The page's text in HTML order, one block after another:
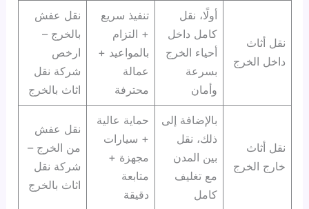
نقل أثاث
داخل الخرج
أولًا، نقل
كامل داخل
أحياء الخرج
بسرعة
وأمان
تنفيذ سريع
+ التزام
بالمواعيد +
عمالة
محترفة
نقل عفش
بالخرج –
ارخص
شركة نقل
اثاث بالخرج
نقل أثاث
خارج الخرج
بالإضافة إلى
ذلك، نقل
بين المدن
مع تغليف
كامل
حماية عالية
+ سيارات
مجهزة +
متابعة
دقيقة
نقل عفش
من الخرج –
شركة نقل
اثاث بالخرج